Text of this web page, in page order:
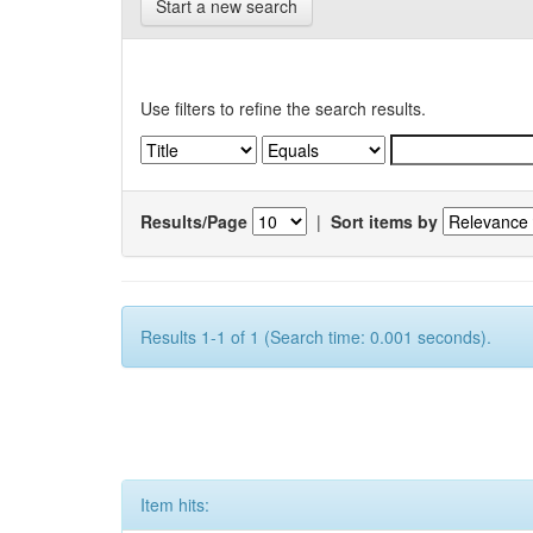
Start a new search
Use filters to refine the search results.
Results/Page | Sort items by
Results 1-1 of 1 (Search time: 0.001 seconds).
Item hits: